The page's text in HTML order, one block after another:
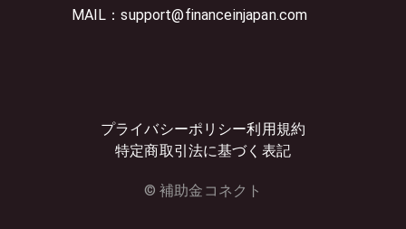
MAIL：support@financeinjapan.com
プライバシーポリシー利用規約
特定商取引法に基づく表記
© 補助金コネクト